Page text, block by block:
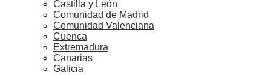
Castilla y León
Comunidad de Madrid
Comunidad Valenciana
Cuenca
Extremadura
Canarias
Galicia